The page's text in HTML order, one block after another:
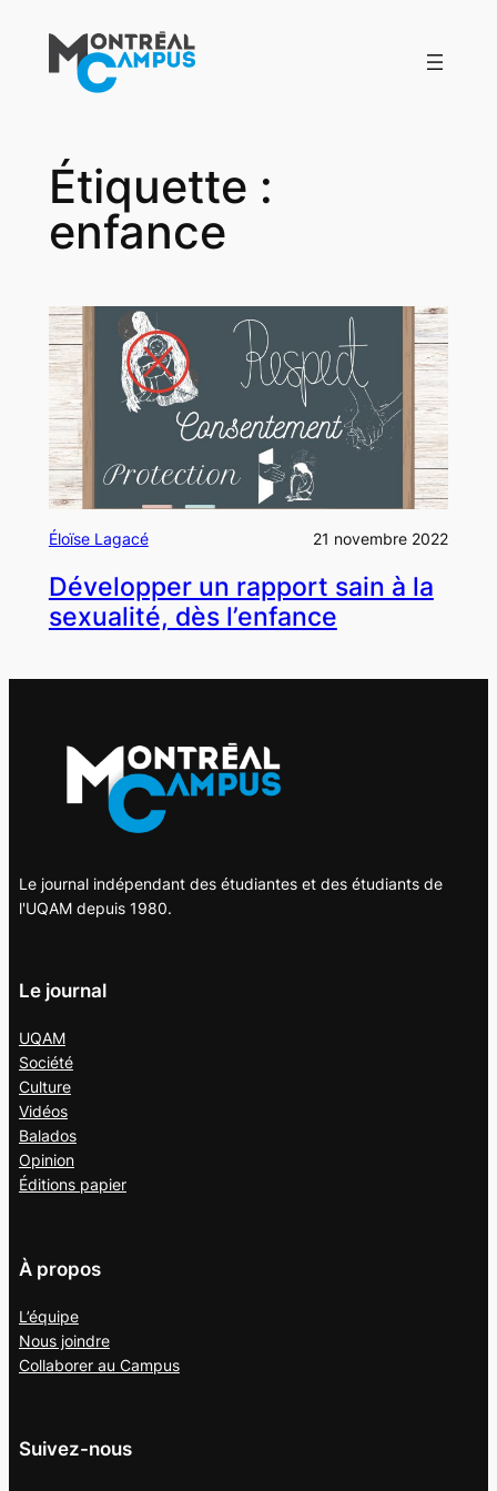
contenu
Étiquette :
enfance
Éloïse Lagacé 21 novembre 2022
Développer un rapport sain à la
sexualité, dès l’enfance
Le journal indépendant des étudiantes et des étudiants de
l'UQAM depuis 1980.
Le journal
UQAM
Société
Culture
Vidéos
Balados
Opinion
Éditions papier
À propos
L’équipe
Nous joindre
Collaborer au Campus
Suivez-nous